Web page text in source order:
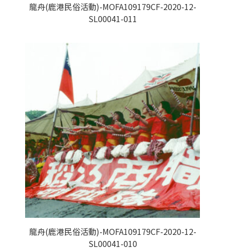
龍舟(鹿港民俗活動)-MOFA109179CF-2020-12-
SL00041-011
龍舟(鹿港民俗活動)-MOFA109179CF-2020-12-
SL00041-010